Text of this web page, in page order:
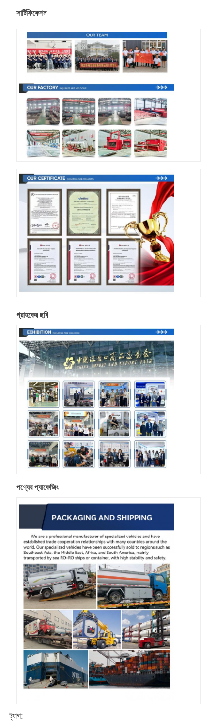
সার্টিফিকেশন
গ্রাহকের ছবি
পণ্যের প্যাকেজিং
ট্যাগ: